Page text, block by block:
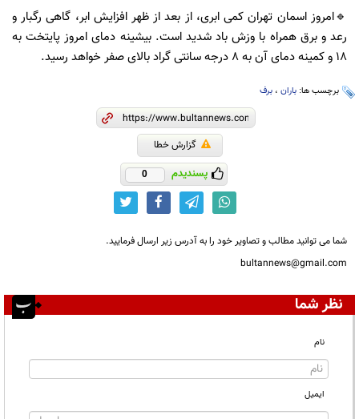
🔹امروز اسمان تهران کمی ابری، از بعد از ظهر افزایش ابر، گاهی رگبار و
رعد و برق همراه با وزش باد شدید است. بیشینه دمای امروز پایتخت به
۱۸ و کمینه دمای آن به ۸ درجه سانتی گراد بالای صفر خواهد رسید.
برچسب ها: باران ، برف
گزارش خطا
پسندیدم 0
شما می توانید مطالب و تصاویر خود را به آدرس زیر ارسال فرمایید.
bultannews@gmail.com
نظر شما
نام
ایمیل